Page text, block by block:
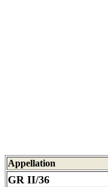
Appellation
GR II/36